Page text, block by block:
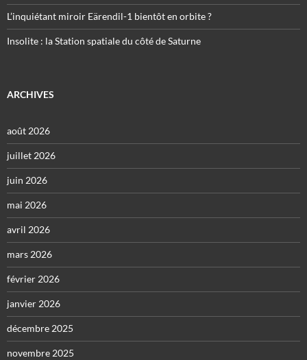
L’inquiétant miroir Eärendil-1 bientôt en orbite ?
Insolite : la Station spatiale du côté de Saturne
ARCHIVES
août 2026
juillet 2026
juin 2026
mai 2026
avril 2026
mars 2026
février 2026
janvier 2026
décembre 2025
novembre 2025